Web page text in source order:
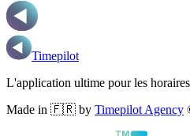
Timepilot
L'application ultime pour les
Made in 🇫🇷 by Timepilot Agency